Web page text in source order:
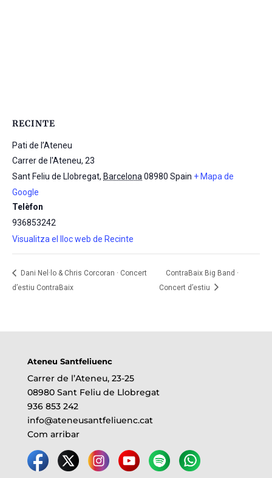
RECINTE
Pati de l’Ateneu
Carrer de l'Ateneu, 23
Sant Feliu de Llobregat, Barcelona 08980 Spain + Mapa de
Google
Telèfon
936853242
Visualitza el lloc web de Recinte
Dani Nel·lo & Chris Corcoran · Concert
d’estiu ContraBaix
ContraBaix Big Band ·
Concert d’estiu
Ateneu Santfeliuenc
Carrer de l’Ateneu, 23-25
08980 Sant Feliu de Llobregat
936 853 242
info@ateneusantfeliuenc.cat
Com arribar